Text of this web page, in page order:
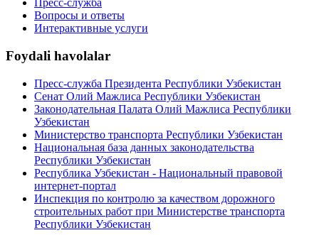
Пресс-служба
Вопросы и ответы
Интерактивные услуги
Foydali havolalar
Пресс-служба Президента Республики Узбекистан
Сенат Олий Мажлиса Республики Узбекистан
Законодательная Палата Олий Мажлиса Республики
Узбекистан
Министерство транспорта Республики Узбекистан
Национальная база данных законодательства
Республики Узбекистан
Республика Узбекистан - Национальный правовой
интернет-портал
Инспекция по контролю за качеством дорожного
строительных работ при Министерстве транспорта
Республики Узбекистан